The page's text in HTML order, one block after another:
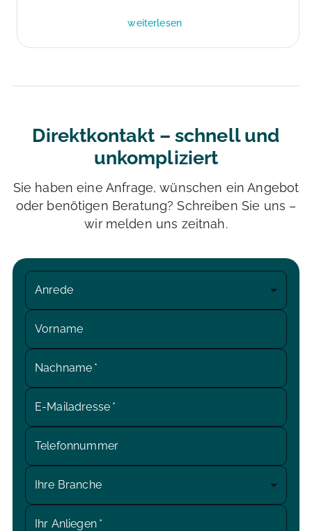
weiterlesen
Direktkontakt – schnell und
unkompliziert
Sie haben eine Anfrage, wünschen ein Angebot
oder benötigen Beratung? Schreiben Sie uns –
wir melden uns zeitnah.
Anrede
Vorname
Nachname *
E-Mailadresse *
Telefonnummer
Ihre Branche
Ihr Anliegen *